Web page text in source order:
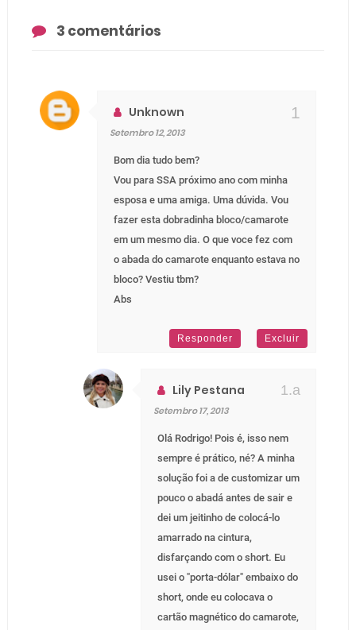
3 comentários
Unknown
Setembro 12, 2013
Bom dia tudo bem?
Vou para SSA próximo ano com minha
esposa e uma amiga. Uma dúvida. Vou
fazer esta dobradinha bloco/camarote
em um mesmo dia. O que voce fez com
o abada do camarote enquanto estava no
bloco? Vestiu tbm?
Abs
Responder Excluir
Lily Pestana
Setembro 17, 2013
Olá Rodrigo! Pois é, isso nem
sempre é prático, né? A minha
solução foi a de customizar um
pouco o abadá antes de sair e
dei um jeitinho de colocá-lo
amarrado na cintura,
disfarçando com o short. Eu
usei o "porta-dólar" embaixo do
short, onde eu colocava o
cartão magnético do camarote,